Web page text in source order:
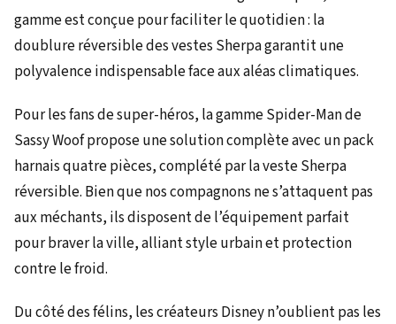
gamme est conçue pour faciliter le quotidien : la
doublure réversible des vestes Sherpa garantit une
polyvalence indispensable face aux aléas climatiques.
Pour les fans de super-héros, la gamme Spider-Man de
Sassy Woof propose une solution complète avec un pack
harnais quatre pièces, complété par la veste Sherpa
réversible. Bien que nos compagnons ne s’attaquent pas
aux méchants, ils disposent de l’équipement parfait
pour braver la ville, alliant style urbain et protection
contre le froid.
Du côté des félins, les créateurs Disney n’oublient pas les